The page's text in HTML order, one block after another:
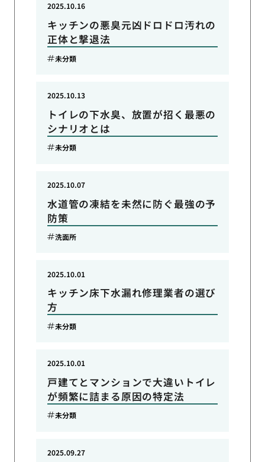
キッチンの悪臭元凶ドロドロ汚れの
正体と撃退法
2025.10.16
未分類
トイレの下水臭、放置が招く最悪の
シナリオとは
2025.10.13
未分類
水道管の凍結を未然に防ぐ最強の予
防策
2025.10.07
洗面所
キッチン床下水漏れ修理業者の選び
方
2025.10.01
未分類
戸建てとマンションで大違いトイレ
が頻繁に詰まる原因の特定法
2025.10.01
未分類
2025.09.27